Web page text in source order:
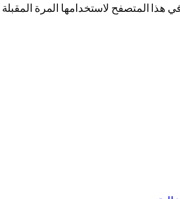
هذا المتصفح لاستخدامها المرة